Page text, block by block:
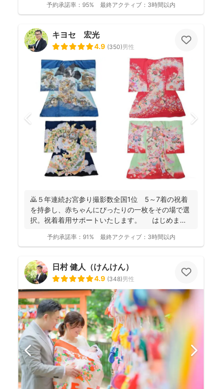
予約承諾率： 95% 最終アクティブ： 3時間以内
キヨセ 宏光
4.9 (350)男性
🙇５年連続お宮参り撮影数全国1位 5～7着の祝着
を持参し、赤ちゃんにぴったりの一枚をその場で選
択。祝着着用サポートいたします。 はじめまし
予約承諾率： 91% 最終アクティブ： 3時間以内
日村 健人（けんけん）
4.9 (348)男性